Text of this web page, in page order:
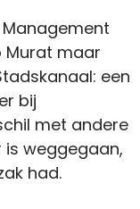
Murat maar
een
bij
met andere
weggegaan,
had.